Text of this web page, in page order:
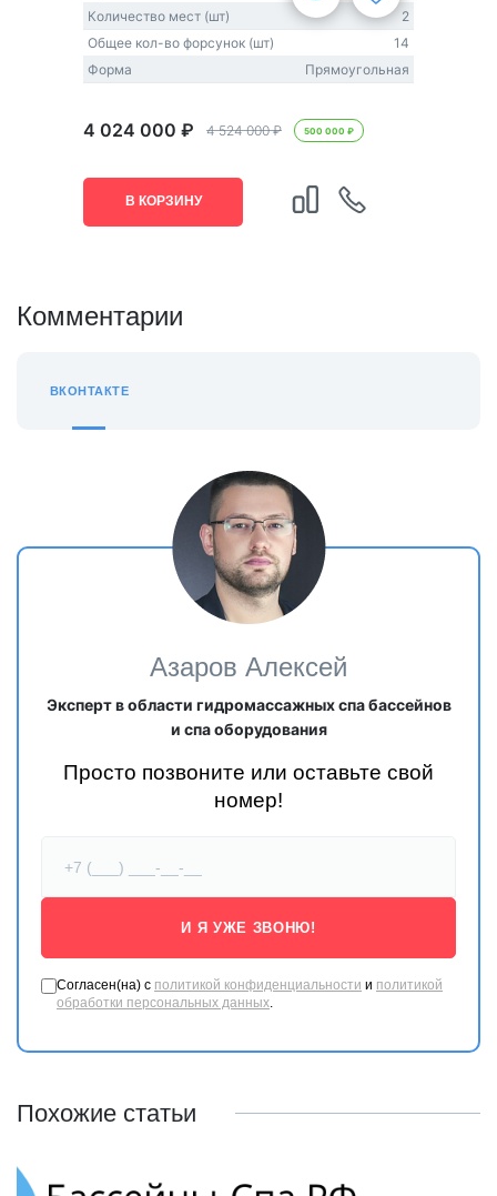
Количество мест (шт)
2
Общее кол-во форсунок (шт)
14
Форма
Прямоугольная
4 024 000 ₽ 4 524 000 ₽ 500 000 ₽
В КОРЗИНУ
Комментарии
ВКОНТАКТЕ
Азаров Алексей
Эксперт в области гидромассажных спа бассейнов
и спа оборудования
Просто позвоните или оставьте свой
номер!
И Я УЖЕ ЗВОНЮ!
Согласен(на) с политикой конфиденциальности и политикой
обработки персональных данных.
Похожие статьи